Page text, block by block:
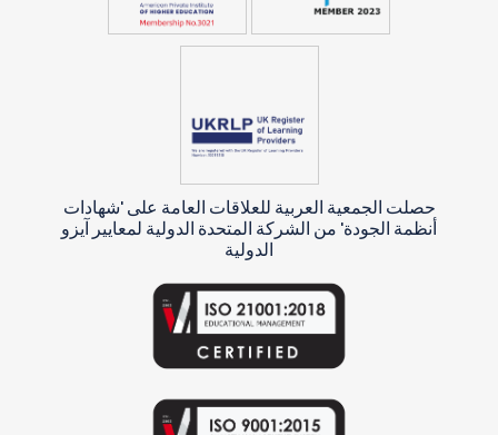
حصلت الجمعية العربية للعلاقات العامة على 'شهادات
أنظمة الجودة' من الشركة المتحدة الدولية لمعايير آيزو
الدولية